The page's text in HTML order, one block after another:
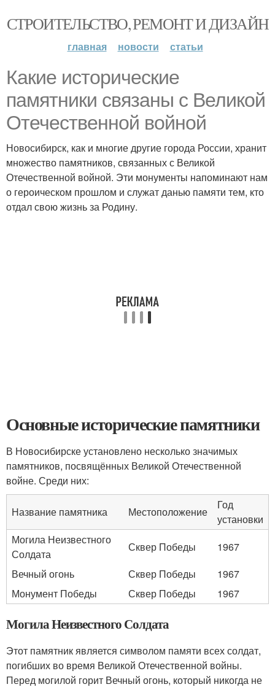
СТРОИТЕЛЬСТВО, РЕМОНТ И ДИЗАЙН
главная новости статьи
Какие исторические
памятники связаны с Великой
Отечественной войной
Новосибирск, как и многие другие города России, хранит
множество памятников, связанных с Великой
Отечественной войной. Эти монументы напоминают нам
о героическом прошлом и служат данью памяти тем, кто
отдал свою жизнь за Родину.
Основные исторические памятники
В Новосибирске установлено несколько значимых
памятников, посвящённых Великой Отечественной
войне. Среди них:
Название памятника Местоположение
Год
установки
Могила Неизвестного
Солдата
Сквер Победы
1967
Вечный огонь
Сквер Победы
1967
Монумент Победы
Сквер Победы 1967
Могила Неизвестного Солдата
Этот памятник является символом памяти всех солдат,
погибших во время Великой Отечественной войны.
Перед могилой горит Вечный огонь, который никогда не